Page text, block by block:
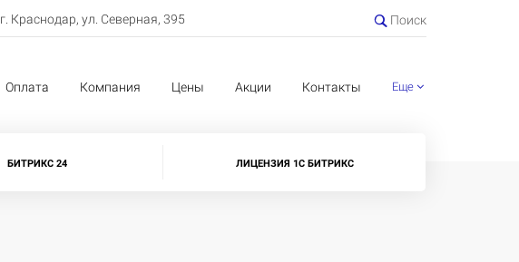
г. Краснодар, ул. Северная, 395 Поиск
Оплата Компания Цены Акции Контакты Еще
БИТРИКС 24 ЛИЦЕНЗИЯ 1С БИТРИКС